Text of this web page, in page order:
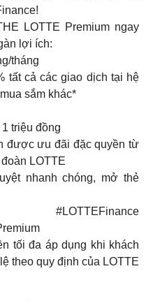
LOTTE Premium ngay
lợi ích:
tháng
tất cả các giao dịch tại hệ
sắm khác*
triệu đồng
được ưu đãi đặc quyền từ
LOTTE
nhanh chóng, mở thẻ
#LOTTEFinance
tối đa áp dụng khi khách
theo quy định của LOTTE